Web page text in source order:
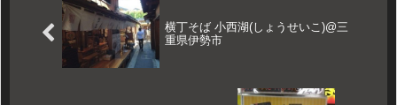
横丁そば 小西湖(しょうせいこ)@三
重県伊勢市